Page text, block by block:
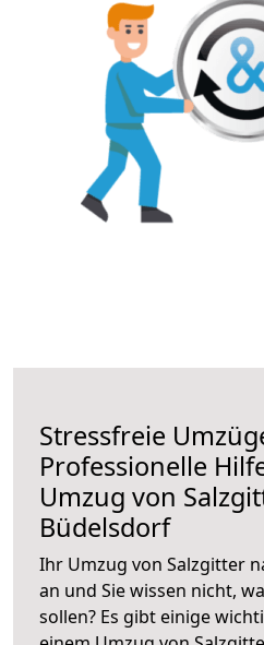
Stressfreie
Professionelle
Umzug von
Büdelsdorf
Ihr Umzug von Salzgitter
an und Sie wissen nicht,
sollen? Es gibt einige